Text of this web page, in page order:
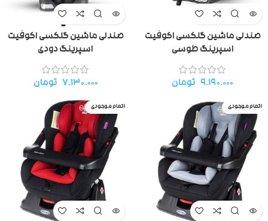
صندلی ماشین گلکسی اکوفیت
اسپرینگ طوسی
۹.۱۹۰.۰۰۰ تومان
صندلی ماشین گلکسی اکوفیت
اسپرینگ دودی
۷.۱۳۰.۰۰۰ تومان
اتمام موجودی اتمام موجودی